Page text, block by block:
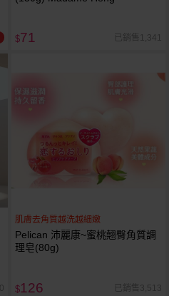
$71 已銷售1,341
肌膚去角質越洗越細嫩
Pelican 沛麗康~蜜桃翹臀角質調
理皂(80g)
$126 已銷售3,513